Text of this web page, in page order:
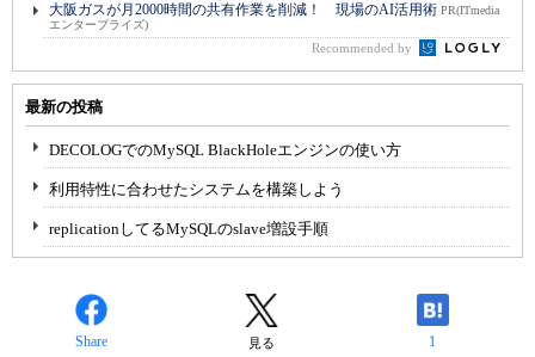
大阪ガスが月2000時間の共有作業を削減！ 現場のAI活用術 PR(ITmedia
エンタープライズ)
Recommended by
最新の投稿
DECOLOGでのMySQL BlackHoleエンジンの使い方
利用特性に合わせたシステムを構築しよう
replicationしてるMySQLのslave増設手順
Share 見る 1